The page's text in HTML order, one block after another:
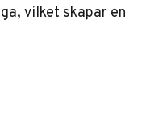
vilket skapar en